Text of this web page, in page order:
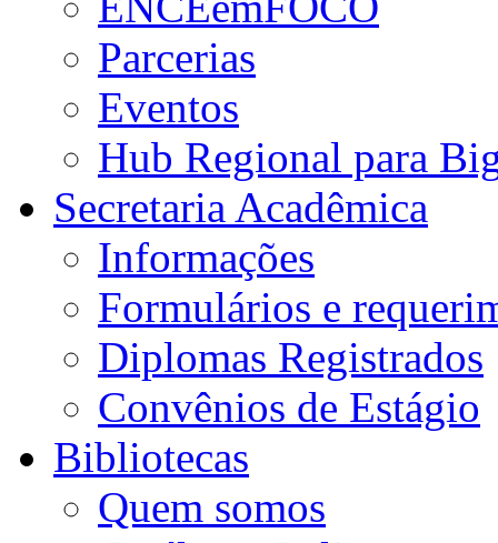
Parcerias
Eventos
Hub Regional para
Secretaria Acadêmica
Informações
Formulários e
Diplomas Registrados
Convênios de Estágio
Bibliotecas
Quem somos